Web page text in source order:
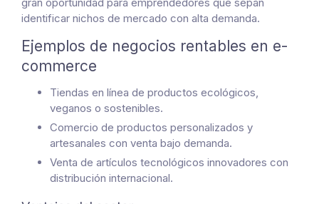
identificar nichos de mercado con alta demanda.
Ejemplos de negocios rentables en e-
commerce
Tiendas en línea de productos ecológicos,
veganos o sostenibles.
Comercio de productos personalizados y
artesanales con venta bajo demanda.
Venta de artículos tecnológicos innovadores con
distribución internacional.